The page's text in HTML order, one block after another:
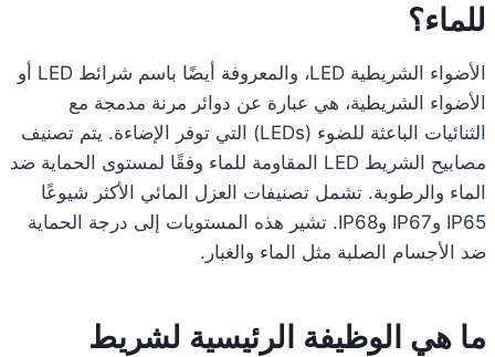
للماء؟
الأضواء الشريطية LED، والمعروفة أيضًا باسم شرائط LED أو
الأضواء الشريطية، هي عبارة عن دوائر مرنة مدمجة مع
الثنائيات الباعثة للضوء (LEDs) التي توفر الإضاءة. يتم تصنيف
مصابيح الشريط LED المقاومة للماء وفقًا لمستوى الحماية ضد
الماء والرطوبة. تشمل تصنيفات العزل المائي الأكثر شيوعًا
IP65 وIP67 وIP68. تشير هذه المستويات إلى درجة الحماية
ضد الأجسام الصلبة مثل الماء والغبار.
ما هي الوظيفة الرئيسية لشريط